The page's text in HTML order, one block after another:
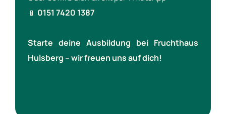
📱 0151 7420 1387
Starte deine Ausbildung bei Fruchthaus
Hulsberg – wir freuen uns auf dich!